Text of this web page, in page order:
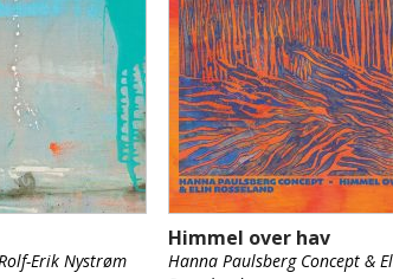
Erik Nystrøm
Himmel over hav
Hanna Paulsberg Concept &